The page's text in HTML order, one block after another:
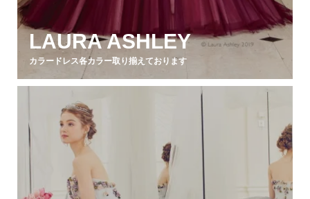
LAURA ASHLEY
カラードレス各カラー取り揃えております